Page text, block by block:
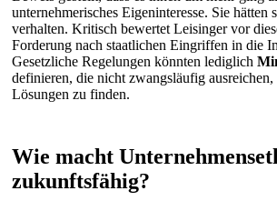
unternehmerisches Eigeninteresse. Sie hätten
verhalten. Kritisch bewertet Leisinger vor
Forderung nach staatlichen Eingriffen in die
Gesetzliche Regelungen könnten lediglich
definieren, die nicht zwangsläufig ausreichen,
Lösungen zu finden.
Wie macht
zukunftsfähig?